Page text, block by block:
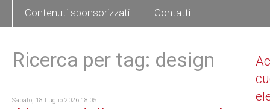
Contenuti sponsorizzati Contatti
Ricerca per tag: design
Sabato, 18 Luglio 2026 18:05